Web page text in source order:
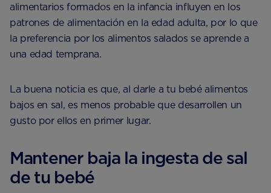
alimentarios formados en la infancia influyen en los
patrones de alimentación en la edad adulta, por lo que
la preferencia por los alimentos salados se aprende a
una edad temprana.
La buena noticia es que, al darle a tu bebé alimentos
bajos en sal, es menos probable que desarrollen un
gusto por ellos en primer lugar.
Mantener baja la ingesta de sal
de tu bebé